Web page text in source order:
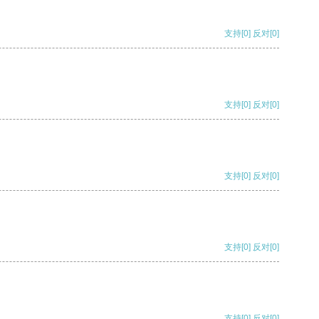
支持[0] 反对[0]
支持[0] 反对[0]
支持[0] 反对[0]
支持[0] 反对[0]